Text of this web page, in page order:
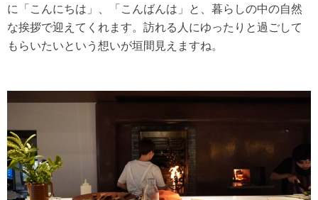
に「こんにちは」、「こんばんは」と、暮らしの中の自然
な挨拶で迎えてくれます。訪れる人にゆったりと過ごして
もらいたいという想いが垣間見えますね。